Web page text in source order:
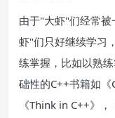
由于"大虾"们经常
虾"们只好继续学习
练掌握，比如以熟
础性的C++书籍如
《Think in C++》